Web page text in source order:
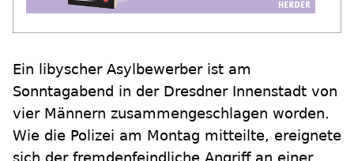
Ein libyscher Asylbewerber ist am
Sonntagabend in der Dresdner Innenstadt von
vier Männern zusammengeschlagen worden.
Wie die Polizei am Montag mitteilte, ereignete
sich der fremdenfeindliche Angriff an einer